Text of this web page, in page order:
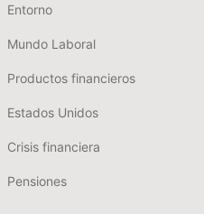
Entorno
Mundo Laboral
Productos financieros
Estados Unidos
Crisis financiera
Pensiones